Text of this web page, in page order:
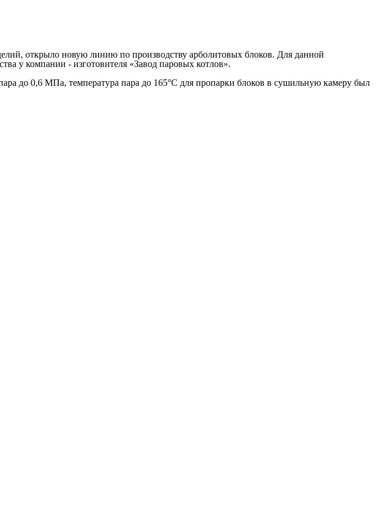
открыло новую линию по производству арболитовых блоков. Для данной
у компании - изготовителя «Завод паровых котлов».
до 0,6 МПа, температура пара до 165°С для пропарки блоков в сушильную камеру был